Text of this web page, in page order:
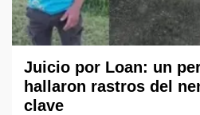
Juicio por Loan: un
hallaron rastros del
clave